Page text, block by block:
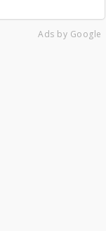
Ads by Google